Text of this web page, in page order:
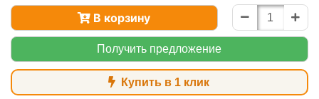
В корзину
Получить предложение
Купить в 1 клик